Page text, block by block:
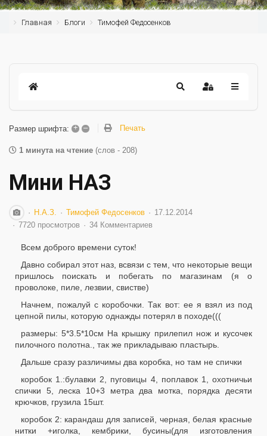
Главная Блоги Тимофей Федосенков
Размер шрифта: + – Печать
1 минута на чтение (слов - 208)
Мини НАЗ
Н.А.З. Тимофей Федосенков
17.12.2014
7720 просмотров
34 Комментариев
Всем доброго времени суток!
Давно собирал этот наз, всвязи с тем, что некоторые вещи
пришлось поискать и побегать по магазинам (я о
проволоке, пиле, лезвии, свистве)
Начнем, пожалуй с коробочки. Так вот: ее я взял из под
цепной пилы, которую однажды потерял в походе(((
размеры: 5*3.5*10см На крышку прилепил нож и кусочек
пилочного полотна., так же прикладываю пластырь.
Дальше сразу различимы два коробка, но там не спички
коробок 1.:булавки 2, пуговицы 4, поплавок 1, охотничьи
спички 5, леска 10+3 метра два мотка, порядка десяти
крючков, грузила 15шт.
коробок 2: карандаш для записей, черная, белая красные
нитки +иголка, кембрики, бусины(для изготовления